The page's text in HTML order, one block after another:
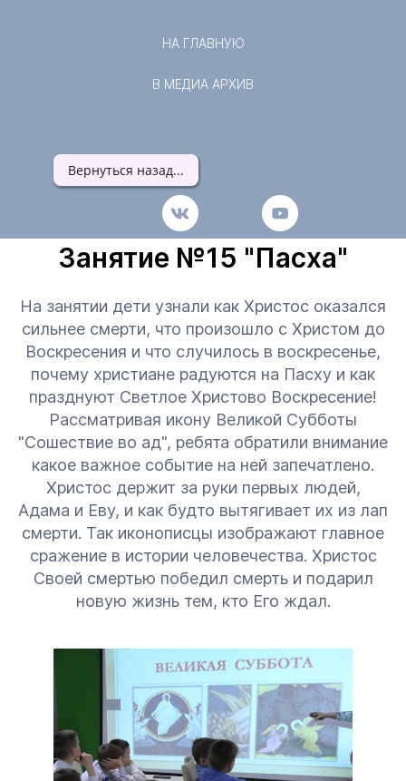
НА ГЛАВНУЮ
В МЕДИА АРХИВ
Вернуться назад...
Занятие №15 "Пасха"
На занятии дети узнали как Христос оказался
сильнее смерти, что произошло с Христом до
Воскресения и что случилось в воскресенье,
почему христиане радуются на Пасху и как
празднуют Светлое Христово Воскресение!
Рассматривая икону Великой Субботы
"Сошествие во ад", ребята обратили внимание
какое важное событие на ней запечатлено.
Христос держит за руки первых людей,
Адама и Еву, и как будто вытягивает их из лап
смерти. Так иконописцы изображают главное
сражение в истории человечества. Христос
Своей смертью победил смерть и подарил
новую жизнь тем, кто Его ждал.